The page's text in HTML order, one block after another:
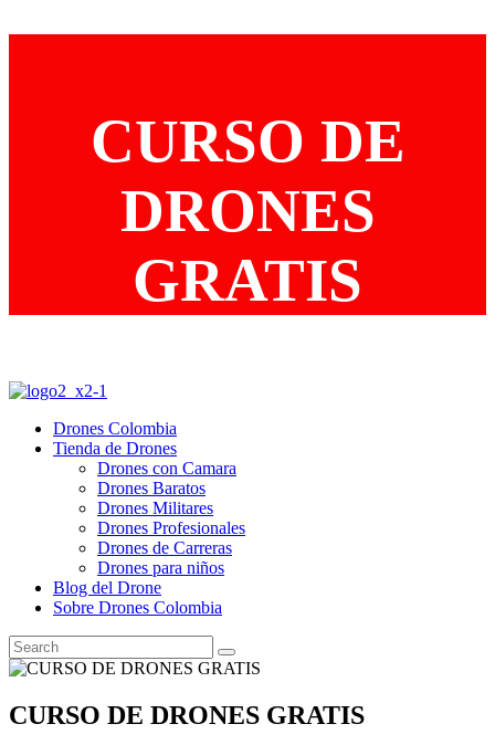
CURSO DE
DRONES
GRATIS
Drones Colombia
Tienda de Drones
Drones con Camara
Drones Baratos
Drones Militares
Drones Profesionales
Drones de Carreras
Drones para niños
Blog del Drone
Sobre Drones Colombia
CURSO DE DRONES GRATIS